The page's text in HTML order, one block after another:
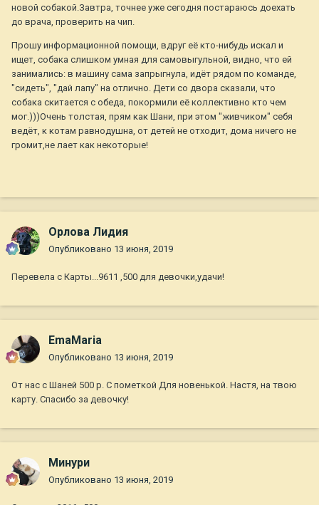
новой собакой.Завтра, точнее уже сегодня постараюсь доехать
до врача, проверить на чип.
Прошу информационной помощи, вдруг её кто-нибудь искал и
ищет, собака слишком умная для самовыгульной, видно, что ей
занимались: в машину сама запрыгнула, идёт рядом по команде,
"сидеть", "дай лапу" на отлично. Дети со двора сказали, что
собака скитается с обеда, покормили её коллективно кто чем
мог.)))Очень толстая, прям как Шани, при этом "живчиком" себя
ведёт, к котам равнодушна, от детей не отходит, дома ничего не
громит,не лает как некоторые!
Орлова Лидия
Опубликовано 13 июня, 2019
Перевела с Карты...9611 ,500 для девочки,удачи!
EmaMaria
Опубликовано 13 июня, 2019
От нас с Шаней 500 р. С пометкой Для новенькой. Настя, на твою
карту. Спасибо за девочку!
Минури
Опубликовано 13 июня, 2019